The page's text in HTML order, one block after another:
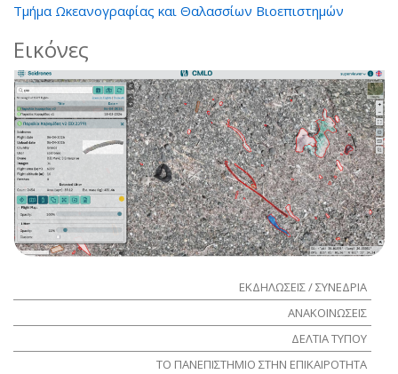
Τμήμα Ωκεανογραφίας και Θαλασσίων Βιοεπιστημών
Εικόνες
ΕΚΔΗΛΩΣΕΙΣ / ΣΥΝΕΔΡΙΑ
ΑΝΑΚΟΙΝΩΣΕΙΣ
ΔΕΛΤΙΑ ΤΥΠΟΥ
ΤΟ ΠΑΝΕΠΙΣΤΗΜΙΟ ΣΤΗΝ ΕΠΙΚΑΙΡΟΤΗΤΑ